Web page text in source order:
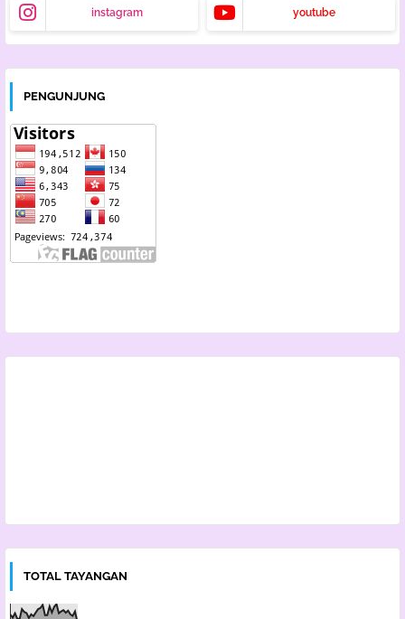
instagram youtube
PENGUNJUNG
TOTAL TAYANGAN